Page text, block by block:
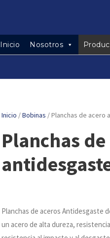
Inicio Nosotros
Inicio /Bobinas / Planchas de acero
Planchas
Planchas de aceros Antidesgaste
un acero de alta dureza,